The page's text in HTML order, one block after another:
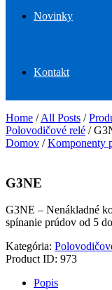
Novinky
Kontakt
Home /All Posts /
Polovodičové relé /
Domov /Komponenty
G3NE
G3NE – Nenákladné
spínanie prúdov od 5
Kategória:
Product ID: 973
Popis